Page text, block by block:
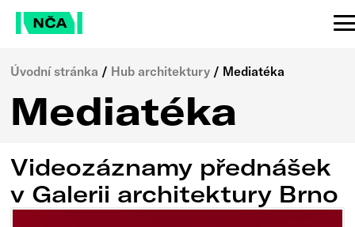
Úvodní stránka / Hub architektury / Mediatéka
Mediatéka
Videozáznamy přednášek
v Galerii architektury Brno